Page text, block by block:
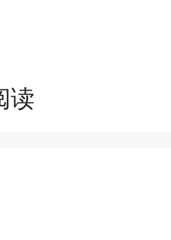
读